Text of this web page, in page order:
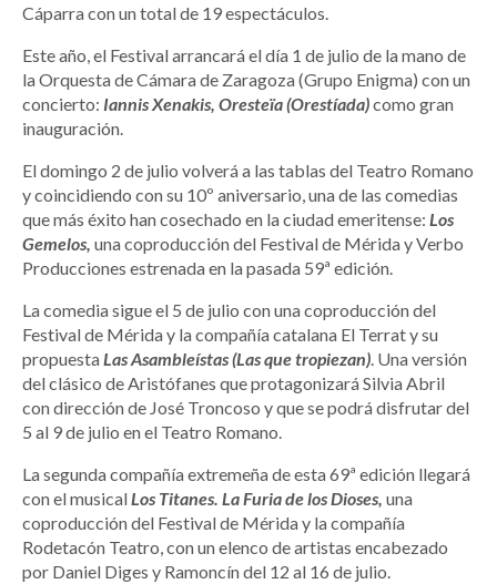
Cáparra con un total de 19 espectáculos.
Este año, el Festival arrancará el día 1 de julio de la mano de
la Orquesta de Cámara de Zaragoza (Grupo Enigma) con un
concierto: Iannis Xenakis, Oresteïa (Orestíada)como gran
inauguración.
El domingo 2 de julio volverá a las tablas del Teatro Romano
y coincidiendo con su 10º aniversario, una de las comedias
que más éxito han cosechado en la ciudad emeritense: Los
Gemelos, una coproducción del Festival de Mérida y Verbo
Producciones estrenada en la pasada 59ª edición.
La comedia sigue el 5 de julio con una coproducción del
Festival de Mérida y la compañía catalana El Terrat y su
propuesta Las Asambleístas (Las que tropiezan) . Una versión
del clásico de Aristófanes que protagonizará Silvia Abril
con dirección de José Troncoso y que se podrá disfrutar del
5 al 9 de julio en el Teatro Romano.
La segunda compañía extremeña de esta 69ª edición llegará
con el musical Los Titanes. La Furia de los Dioses, una
coproducción del Festival de Mérida y la compañía
Rodetacón Teatro, con un elenco de artistas encabezado
por Daniel Diges y Ramoncín del 12 al 16 de julio.